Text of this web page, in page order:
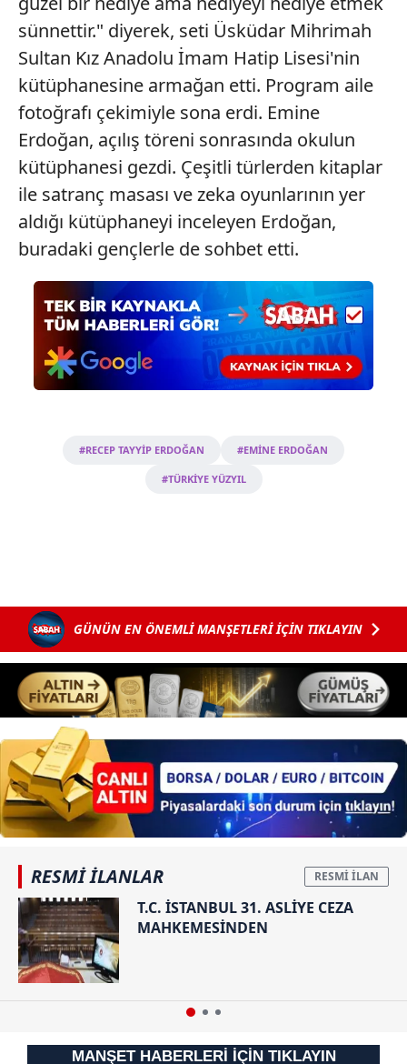
sünnettir." diyerek, seti Üsküdar Mihrimah
Sultan Kız Anadolu İmam Hatip Lisesi'nin
kütüphanesine armağan etti. Program aile
fotoğrafı çekimiyle sona erdi. Emine
Erdoğan, açılış töreni sonrasında okulun
kütüphanesi gezdi. Çeşitli türlerden kitaplar
ile satranç masası ve zeka oyunlarının yer
aldığı kütüphaneyi inceleyen Erdoğan,
buradaki gençlerle de sohbet etti.
#RECEP TAYYİP ERDOĞAN #EMİNE ERDOĞAN
#TÜRKİYE YÜZYIL
GÜNÜN EN ÖNEMLİ MANŞETLERİ İÇİN TIKLAYIN
RESMİ İLANLAR
T.C. İSTANBUL 31. ASLİYE CEZA
MAHKEMESİNDEN
MANŞET HABERLERİ İÇİN TIKLAYIN